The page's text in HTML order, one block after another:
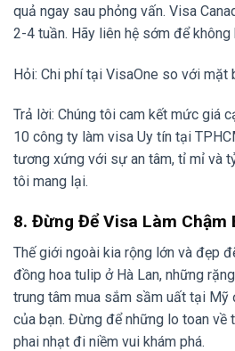
quả ngay sau phỏng vấn. Visa
2-4 tuần. Hãy liên hệ sớm để
Hỏi: Chi phí tại VisaOne so với mặt
Trả lời: Chúng tôi cam kết mức giá
10 công ty làm visa Uy tín tại
tương xứng với sự an tâm, tỉ mỉ và
tôi mang lại.
8. Đừng Để Visa Làm Chậm
Thế giới ngoài kia rộng lớn và đẹp
đồng hoa tulip ở Hà Lan, những
trung tâm mua sắm sầm uất tại Mỹ
của bạn. Đừng để những lo toan về
phai nhạt đi niềm vui khám phá.